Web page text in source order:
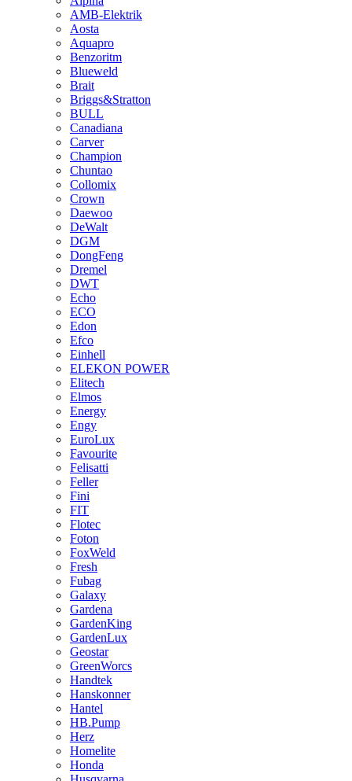
AMB-Elektrik
Aosta
Aquapro
Benzoritm
Blueweld
Brait
Briggs&Stratton
BULL
Canadiana
Carver
Champion
Chuntao
Collomix
Crown
Daewoo
DeWalt
DGM
DongFeng
Dremel
DWT
Echo
ECO
Edon
Efco
Einhell
ELEKON POWER
Elitech
Elmos
Energy
Engy
EuroLux
Favourite
Felisatti
Feller
Fini
FIT
Flotec
Foton
FoxWeld
Fresh
Fubag
Galaxy
Gardena
GardenKing
GardenLux
Geostar
GreenWorcs
Handtek
Hanskonner
Hantel
HB.Pump
Herz
Homelite
Honda